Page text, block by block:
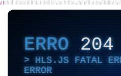
ERRO204
HLS.JS FATAL
ERROR